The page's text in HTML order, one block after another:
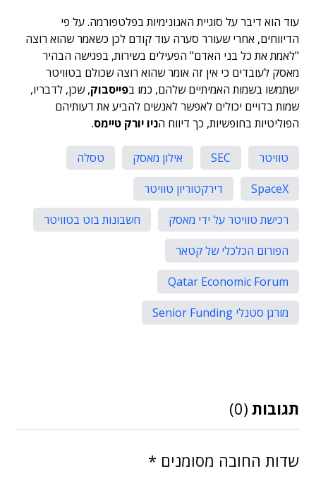
עוד הוא דיבר על סוגיית האנונימיות בפלטפורמה. על פי
הדיווחים, אחרי שעורר סערה עוד קודם לכן כשאמר שהוא רוצה
"לאמת את כל בני האדם" הפעילים בשירות, בפגישה הבהיר
מאסק לעובדים כי אין זה אומר שהוא רוצה שכולם בטוויטר
ישתמשו בשמות האמיתיים שלהם, כמו בפייסבוק, שכן, לדבריו,
שמות בדויים יכולים לאפשר לאנשים להביע את דעותיהם
הפוליטיות בחופשיות, כך דיווח הניו יורק טיימס.
טוויטר SEC אילון מאסק
טסלה
SpaceX
דירקטוריון טוויטר
רכישת טוויטר על ידי מאסק
חשבונות בוט בטוויטר
הפורום הכלכלי של קטאר
Qatar Economic Forum
מורגן סטנלי Senior Funding
תגובות (0)
שדות החובה מסומנים *